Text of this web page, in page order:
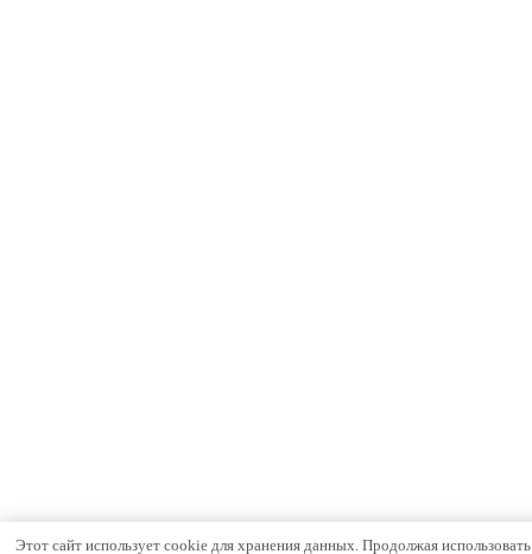
Этот сайт использует cookie для хранения данных. Продолжая